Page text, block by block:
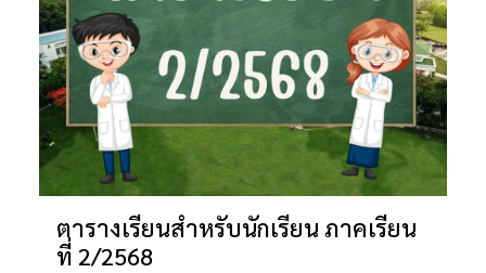
ตารางเรียนสำหรับนักเรียน ภาคเรียน
ที่ 2/2568